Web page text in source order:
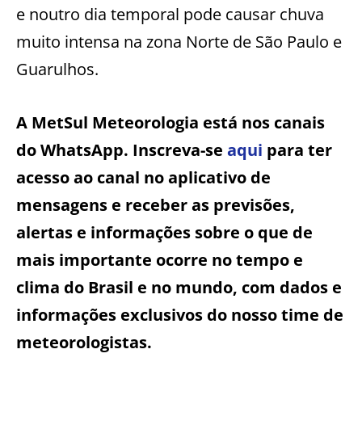
e noutro dia temporal pode causar chuva
muito intensa na zona Norte de São Paulo e
Guarulhos.
A MetSul Meteorologia está nos canais
do WhatsApp. Inscreva-se aqui para ter
acesso ao canal no aplicativo de
mensagens e receber as previsões,
alertas e informações sobre o que de
mais importante ocorre no tempo e
clima do Brasil e no mundo, com dados e
informações exclusivos do nosso time de
meteorologistas.